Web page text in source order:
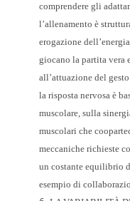
comprendere gli
l’allenamento è
erogazione
giocano la partita vera
all’attuazione del
la risposta nervosa è
muscolare, sulla
muscolari che
meccaniche richieste
un costante equilibrio
esempio di